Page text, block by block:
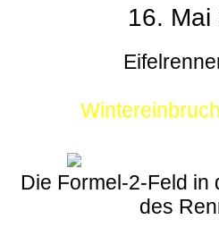
16. Mai
Die Formel-2-Feld in
des